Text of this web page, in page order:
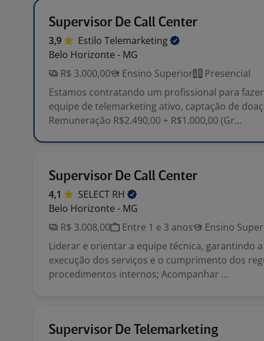
Supervisor De Call Center
3,9 Estilo Telemarketing
Belo Horizonte - MG
R$ 3.000,00
Ensino Superior
Presencial
Estamos contratando um profissional para
equipe de telemarketing ativo, captação de
Remuneração R$2.490,00 + R$1.000,00 (Gr...
Supervisor De Call Center
4,1 SELECT RH
Belo Horizonte - MG
R$ 3.008,00
Entre 1 e 3 anos Ensino
Liderar e orientar a equipe técnica, garantindo
execução dos serviços e o cumprimento dos
procedimentos internos; Acompanhar ...
Supervisor De Telemarketing